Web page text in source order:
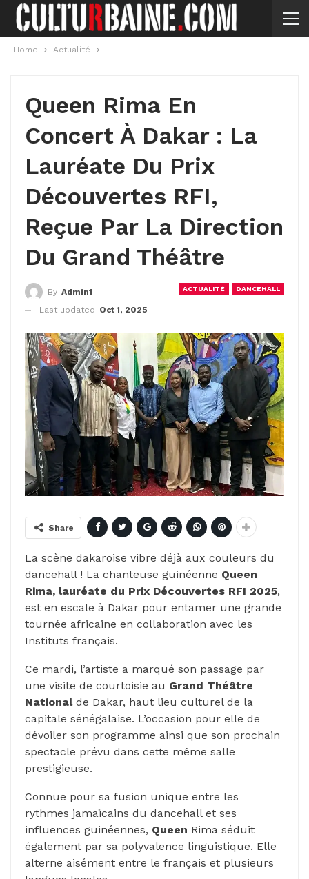
Home Actualité
Queen Rima En
Concert À Dakar : La
Lauréate Du Prix
Découvertes RFI,
Reçue Par La Direction
Du Grand Théâtre
ACTUALITÉ DANCEHALL
By Admin1
Last updated
Oct 1, 2025
Share
La scène dakaroise vibre déjà aux couleurs du
dancehall ! La chanteuse guinéenne Queen
Rima, lauréate du Prix Découvertes RFI 2025,
est en escale à Dakar pour entamer une grande
tournée africaine en collaboration avec les
Instituts français.
Ce mardi, l’artiste a marqué son passage par
une visite de courtoisie au Grand Théâtre
Nationalde Dakar, haut lieu culturel de la
capitale sénégalaise. L’occasion pour elle de
dévoiler son programme ainsi que son prochain
spectacle prévu dans cette même salle
prestigieuse.
Connue pour sa fusion unique entre les
rythmes jamaïcains du dancehall et ses
influences guinéennes, Queen Rima séduit
également par sa polyvalence linguistique. Elle
alterne aisément entre le français et plusieurs